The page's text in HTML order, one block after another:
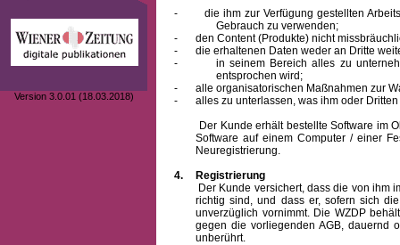
Version 3.0.01 (18.03.2018)
-
die ihm zur Verfügung gestellten
Gebrauch zu verwenden;
-
den Content (Produkte) nicht
-
die erhaltenen Daten weder an Dritte
-
in seinem Bereich alles zu
entsprochen wird;
-
alle organisatorischen Maßnahmen zur
-
alles zu unterlassen, was ihm oder
Der Kunde erhält bestellte Software im
Software auf einem Computer / einer
Neuregistrierung.
4.
Registrierung
Der Kunde versichert, dass die von ihm
richtig sind, und dass er, sofern sich
unverzüglich vornimmt. Die WZDP
gegen die vorliegenden AGB, dauernd
unberührt.